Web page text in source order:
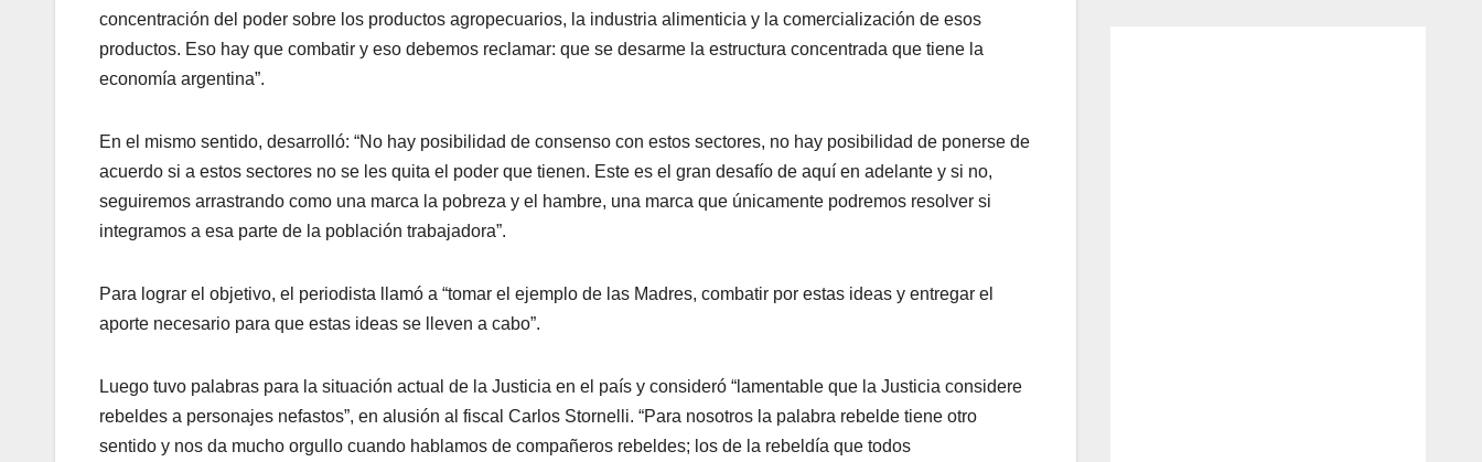
concentración del poder sobre los productos agropecuarios, la industria alimenticia y la comercialización de esos
productos. Eso hay que combatir y eso debemos reclamar: que se desarme la estructura concentrada que tiene la
economía argentina”.
En el mismo sentido, desarrolló: “No hay posibilidad de consenso con estos sectores, no hay posibilidad de ponerse de
acuerdo si a estos sectores no se les quita el poder que tienen. Este es el gran desafío de aquí en adelante y si no,
seguiremos arrastrando como una marca la pobreza y el hambre, una marca que únicamente podremos resolver si
integramos a esa parte de la población trabajadora”.
Para lograr el objetivo, el periodista llamó a “tomar el ejemplo de las Madres, combatir por estas ideas y entregar el
aporte necesario para que estas ideas se lleven a cabo”.
Luego tuvo palabras para la situación actual de la Justicia en el país y consideró “lamentable que la Justicia considere
rebeldes a personajes nefastos”, en alusión al fiscal Carlos Stornelli. “Para nosotros la palabra rebelde tiene otro
sentido y nos da mucho orgullo cuando hablamos de compañeros rebeldes; los de la rebeldía que todos